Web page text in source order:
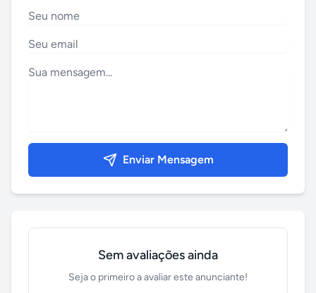
Enviar Mensagem
Sem avaliações ainda
Seja o primeiro a avaliar este anunciante!